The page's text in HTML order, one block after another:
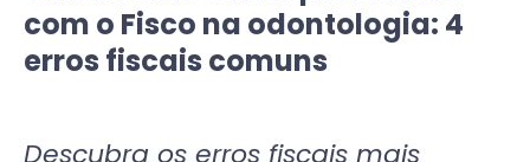
com o Fisco na odontologia: 4
erros fiscais comuns
Descubra os erros fiscais mais